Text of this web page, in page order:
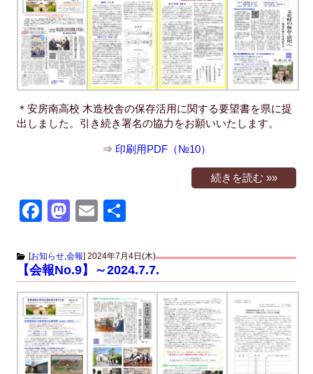
o
o
k
o
n
＊安房南高校 木造校舎の保存活用に関する要望書を県に提
出しました。引き続き署名の協力をお願いいたします。
⇒ 印刷用PDF（№10）
続きを読む »»
F
c
e
b
o
o
k
M
st
o
d
o
n
E
ail
[お知らせ,会報] 2024年7月4日(木)
【会報No.9】～2024.7.7.